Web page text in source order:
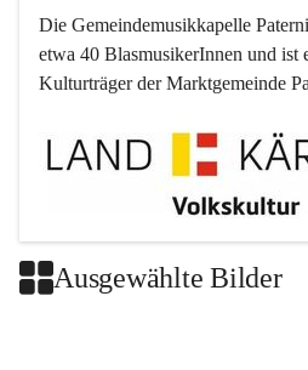
Die Gemeindemusikkapelle
etwa 40 BlasmusikerInnen und ist
Kulturträger der Marktgemeinde
Ausgewählte Bilder